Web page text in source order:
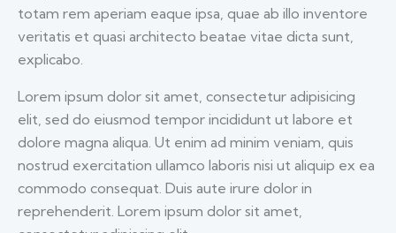
totam rem aperiam eaque ipsa, quae ab illo inventore
veritatis et quasi architecto beatae vitae dicta sunt,
explicabo.
Lorem ipsum dolor sit amet, consectetur adipisicing
elit, sed do eiusmod tempor incididunt ut labore et
dolore magna aliqua. Ut enim ad minim veniam, quis
nostrud exercitation ullamco laboris nisi ut aliquip ex ea
commodo consequat. Duis aute irure dolor in
reprehenderit. Lorem ipsum dolor sit amet,